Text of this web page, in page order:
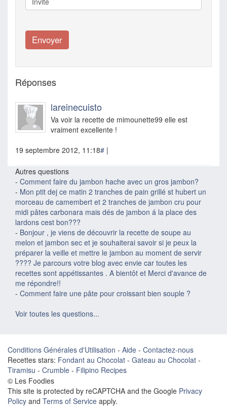
Réponses
lareinecuisto
Va voir la recette de mimounette99 elle est
vraiment excellente !
19 septembre 2012, 11:18# |
Autres questions
- Comment faire du jambon hache avec un gros jambon?
- Mon ptit dej ce matin 2 tranches de pain grillé st hubert un
morceau de camembert et 2 tranches de jambon cru pour
midi pâtes carbonara mais dés de jambon á la place des
lardons cest bon???
- Bonjour , je viens de découvrir la recette de soupe au
melon et jambon sec et je souhaiterai savoir si je peux la
préparer la veille et mettre le jambon au moment de servir
???? Je parcours votre blog avec envie car toutes les
recettes sont appétissantes . A bientôt et Merci d'avance de
me répondre!!
- Comment faire une pâte pour croissant bien souple ?
Voir toutes les questions...
Conditions Générales d'Utilisation - Aide - Contactez-nous
Recettes stars: Fondant au Chocolat - Gateau au Chocolat -
Tiramisu - Crumble - Filipino Recipes
© Les Foodies
This site is protected by reCAPTCHA and the Google Privacy
Policy and Terms of Service apply.